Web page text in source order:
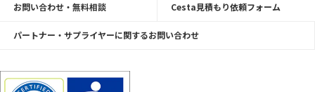
お問い合わせ・無料相談 Cesta見積もり依頼フォーム
パートナー・サプライヤーに関するお問い合わせ